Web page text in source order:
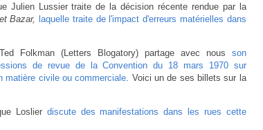
Julien Lussier traite de la décision récente rendue par la
Bazar, laquelle traite de l'impact d'erreurs matérielles dans
Folkman (Letters Blogatory) partage avec nous son
de revue de la Convention du 18 mars 1970 sur
matière civile ou commerciale . Voici un de ses billets sur la
Loslier discute des manifestations dans les rues cette